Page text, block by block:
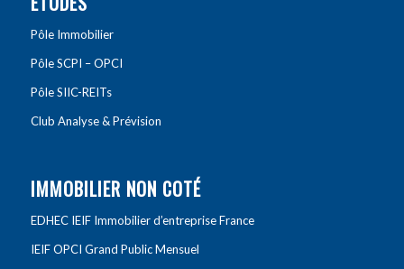
Pôle Immobilier
Pôle SCPI – OPCI
Pôle SIIC-REITs
Club Analyse & Prévision
IMMOBILIER NON COTÉ
EDHEC IEIF Immobilier d’entreprise France
IEIF OPCI Grand Public Mensuel